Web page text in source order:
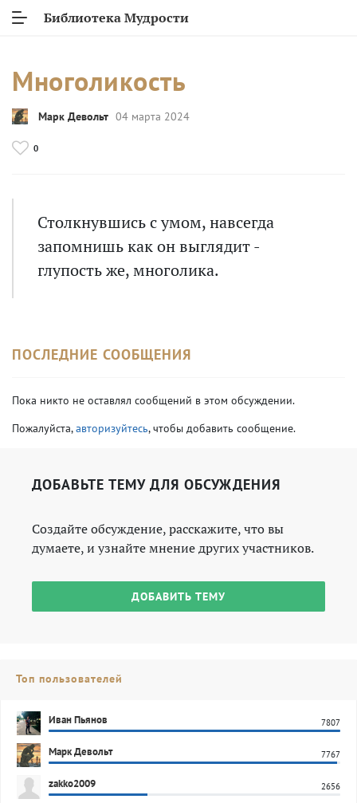
Библиотека Мудрости
Многоликость
Марк Девольт 04 марта 2024
0
Столкнувшись с умом, навсегда
запомнишь как он выглядит -
глупость же, многолика.
ПОСЛЕДНИЕ СООБЩЕНИЯ
Пока никто не оставлял сообщений в этом обсуждении.
Пожалуйста,авторизуйтесь, чтобы добавить сообщение.
ДОБАВЬТЕ ТЕМУ ДЛЯ ОБСУЖДЕНИЯ
Создайте обсуждение, расскажите, что вы
думаете, и узнайте мнение других участников.
ДОБАВИТЬ ТЕМУ
Топ пользователей
Иван Пьянов 7807
Марк Девольт 7767
zakko2009 2656